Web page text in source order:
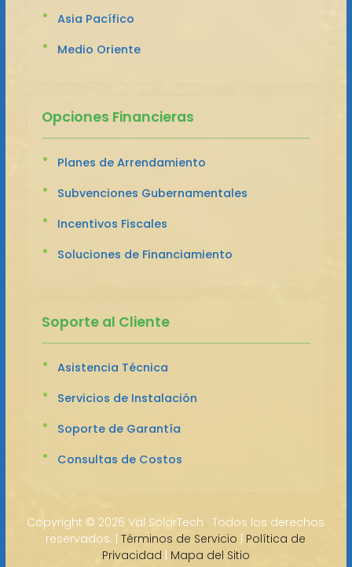
Asia Pacífico
Medio Oriente
Opciones Financieras
Planes de Arrendamiento
Subvenciones Gubernamentales
Incentivos Fiscales
Soluciones de Financiamiento
Soporte al Cliente
Asistencia Técnica
Servicios de Instalación
Soporte de Garantía
Consultas de Costos
Copyright © 2026 Val SolarTech · Todos los derechos
reservados. |Términos de Servicio | Política de
Privacidad | Mapa del Sitio